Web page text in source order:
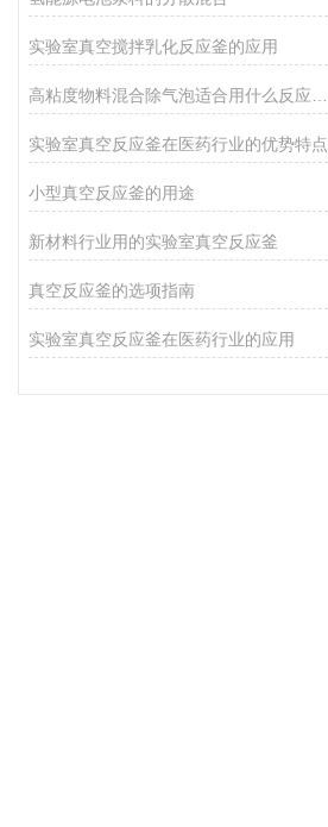
实验室真空搅拌乳化反应釜的应用
实验室真空反应釜在医药行业的优势特点
小型真空反应釜的用途
新材料行业用的实验室真空反应釜
真空反应釜的选项指南
实验室真空反应釜在医药行业的应用